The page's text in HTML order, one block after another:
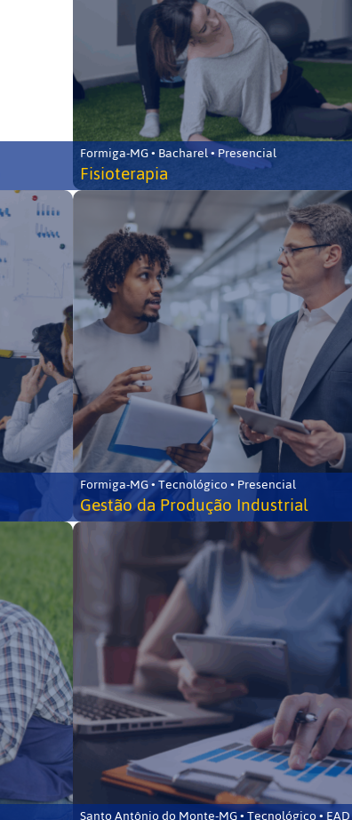
Formiga-MG • Bacharel • Presencial
Fisioterapia
Formiga-MG • Tecnológico • Presencial
Gestão da Produção Industrial